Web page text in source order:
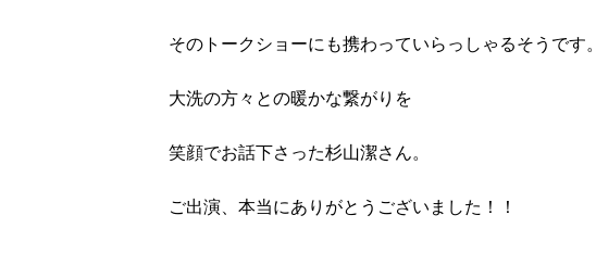
そのトークショーにも携わっていらっしゃるそうです。
大洗の方々との暖かな繋がりを
笑顔でお話下さった杉山潔さん。
ご出演、本当にありがとうございました！！